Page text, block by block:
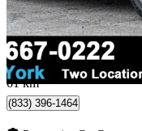
8 980 $
158 $/mois env.
North York, ON
61 km
(833) 396-1464